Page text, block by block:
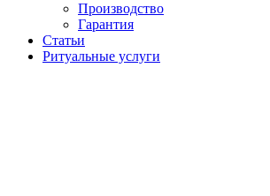
Производство
Гарантия
Статьи
Ритуальные услуги